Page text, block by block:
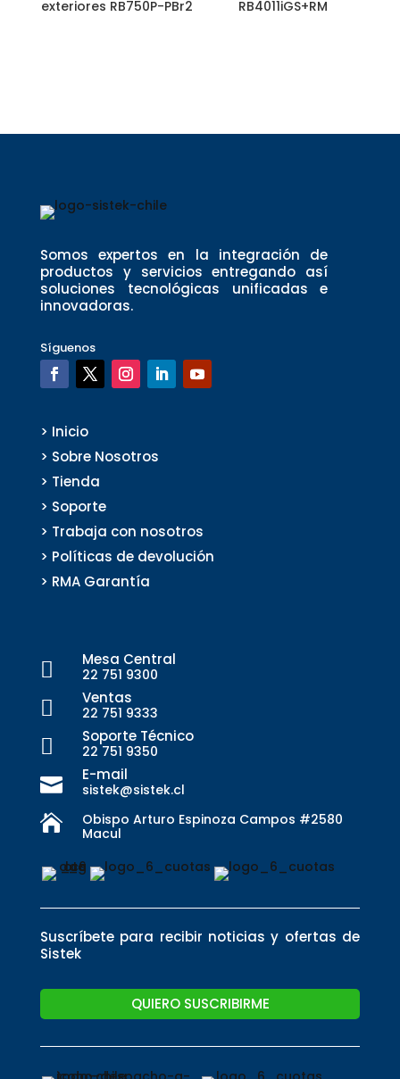
exteriores RB750P-PBr2
RB4011iGS+RM
Somos expertos en la integración de
productos y servicios entregando así
soluciones tecnológicas unificadas e
innovadoras.
Síguenos
> Inicio
> Sobre Nosotros
> Tienda
> Soporte
> Trabaja con nosotros
> Políticas de devolución
> RMA Garantía
 Mesa Central
22 751 9300
 Ventas
22 751 9333
 Soporte Técnico
22 751 9350
 E-mail
sistek@sistek.cl

Obispo Arturo Espinoza Campos #2580
Macul
Suscríbete para recibir noticias y ofertas de
Sistek
QUIERO SUSCRIBIRME